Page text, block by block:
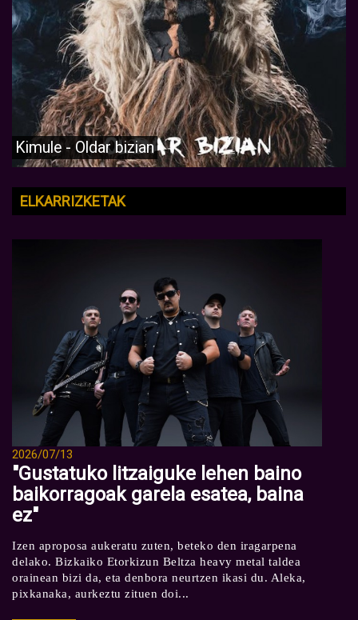
Kimule - Oldar bizian
ELKARRIZKETAK
2026/07/13
"Gustatuko litzaiguke lehen baino
baikorragoak garela esatea, baina
ez"
Izen aproposa aukeratu zuten, beteko den iragarpena
delako. Bizkaiko Etorkizun Beltza heavy metal taldea
orainean bizi da, eta denbora neurtzen ikasi du. Aleka,
pixkanaka, aurkeztu zituen doi...